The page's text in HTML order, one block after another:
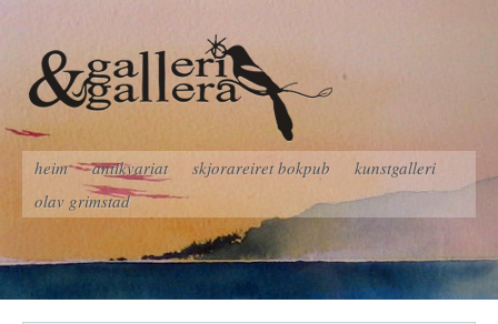
heim antikvariat skjorareiret bokpub
kunstgalleri
olav grimstad